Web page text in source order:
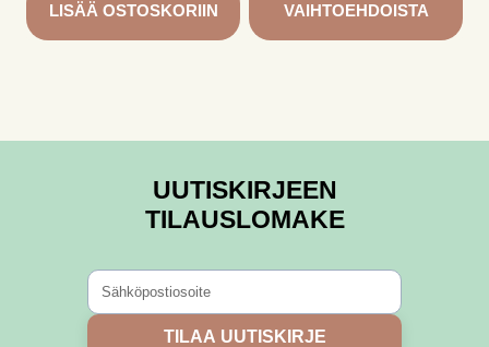
LISÄÄ OSTOSKORIIN
VAIHTOEHDOISTA
Voit
tehdä
tuotteen
UUTISKIRJEEN
TILAUSLOMAKE
TILAA UUTISKIRJE